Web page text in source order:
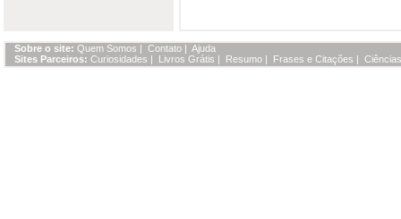
Sobre o site: Quem Somos | Contato | Ajuda
Sites Parceiros: Curiosidades | Livros Grátis | Resumo | Frases e Citações |